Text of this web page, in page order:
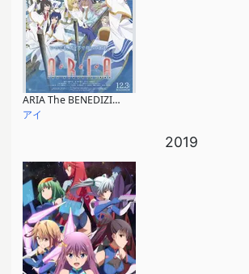
ARIA The BENEDIZIONE
アイ
2019